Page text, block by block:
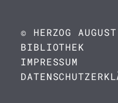
© HERZOG AUGUST
BIBLIOTHEK
IMPRESSUM